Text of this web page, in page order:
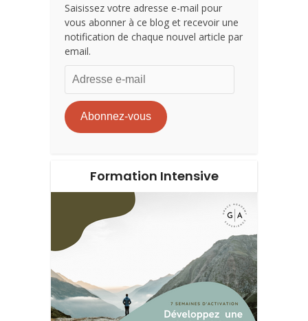
Saisissez votre adresse e-mail pour
vous abonner à ce blog et recevoir une
notification de chaque nouvel article par
email.
Adresse
e-
mail
Abonnez-vous
Formation Intensive